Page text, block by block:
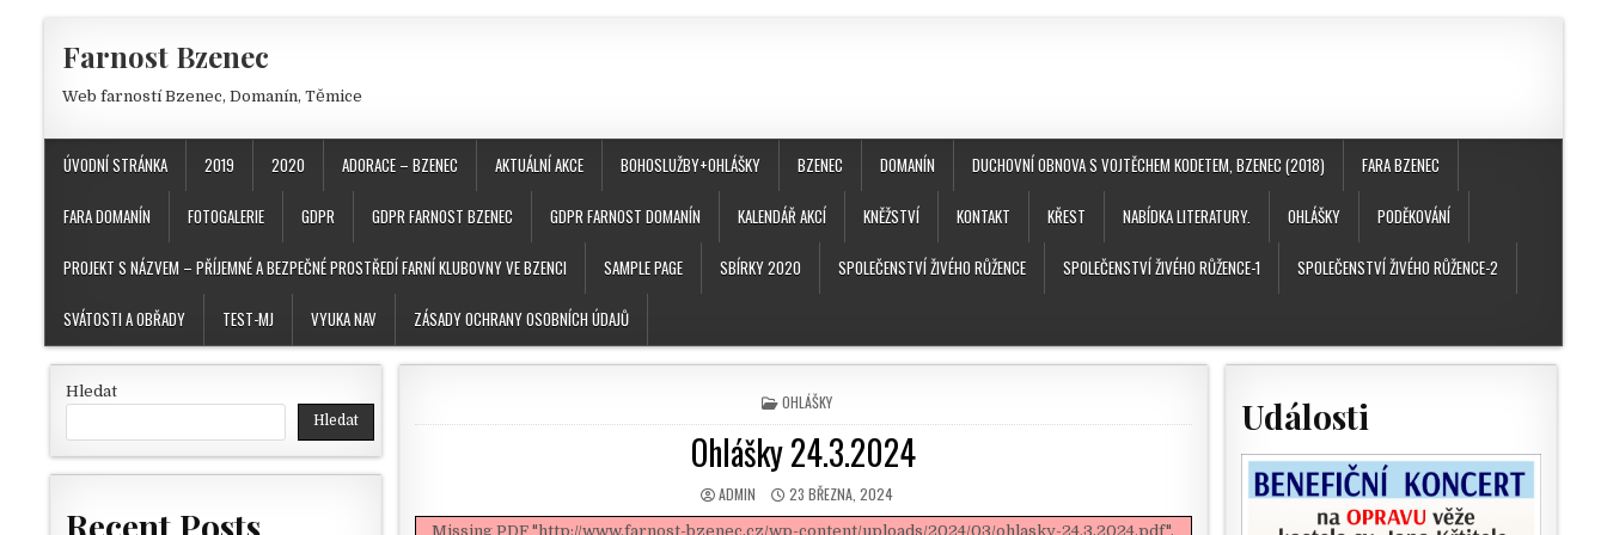
Farnost Bzenec
Web farností Bzenec, Domanín, Těmice
ÚVODNÍ STRÁNKA 2019 2020 ADORACE – BZENEC AKTUÁLNÍ AKCE BOHOSLUŽBY+OHLÁŠKY BZENEC DOMANÍN DUCHOVNÍ OBNOVA S VOJTĚCHEM KODETEM, BZENEC (2018) FARA BZENEC
FARA DOMANÍN FOTOGALERIE GDPR GDPR FARNOST BZENEC GDPR FARNOST DOMANÍN KALENDÁŘ AKCÍ KNĚŽSTVÍ KONTAKT KŘEST NABÍDKA LITERATURY. OHLÁŠKY PODĚKOVÁNÍ
PROJEKT S NÁZVEM – PŘÍJEMNÉ A BEZPEČNÉ PROSTŘEDÍ FARNÍ KLUBOVNY VE BZENCI SAMPLE PAGE SBÍRKY 2020 SPOLEČENSTVÍ ŽIVÉHO RŮŽENCE SPOLEČENSTVÍ ŽIVÉHO RŮŽENCE-1 SPOLEČENSTVÍ ŽIVÉHO RŮŽENCE-2
SVÁTOSTI A OBŘADY TEST-MJ VYUKA NAV ZÁSADY OCHRANY OSOBNÍCH ÚDAJŮ
POSTED IN
OHLÁŠKY
Ohlášky 24.3.2024
AUTHOR:
ADMIN PUBLISHED DATE:
23 BŘEZNA, 2024
Missing PDF "http://www.farnost-bzenec.cz/wp-content/uploads/2024/03/ohlasky-24.3.2024.pdf".
Hledat
Hledat
Recent Posts
Události